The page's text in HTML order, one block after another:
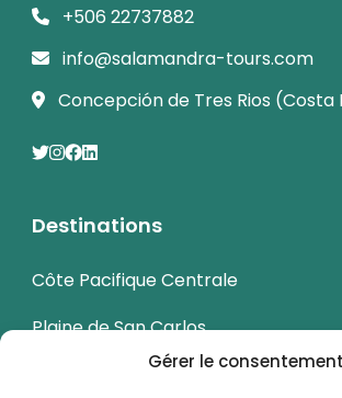
Gérer le consentement
+506 22737882
info@salamandra-tours.com
Concepción de Tres Rios (Costa
Destinations
Côte Pacifique Centrale
Plaine de San Carlos